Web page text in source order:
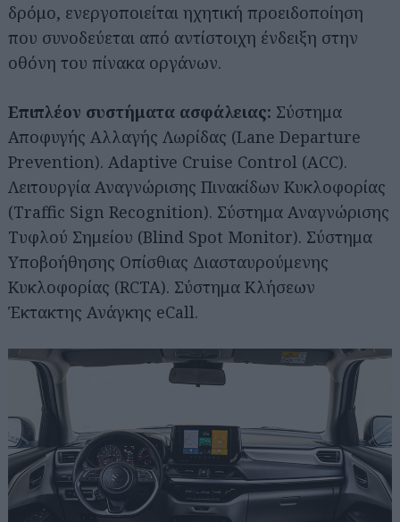
δρόμο, ενεργοποιείται ηχητική προειδοποίηση
που συνοδεύεται από αντίστοιχη ένδειξη στην
οθόνη του πίνακα οργάνων.
Επιπλέον συστήματα ασφάλειας: Σύστημα
Αποφυγής Αλλαγής Λωρίδας (Lane Departure
Prevention). Adaptive Cruise Control (ACC).
Λειτουργία Αναγνώρισης Πινακίδων Κυκλοφορίας
(Traffic Sign Recognition). Σύστημα Αναγνώρισης
Τυφλού Σημείου (Blind Spot Monitor). Σύστημα
Υποβοήθησης Οπίσθιας Διασταυρούμενης
Κυκλοφορίας (RCTA). Σύστημα Κλήσεων
Έκτακτης Ανάγκης eCall.